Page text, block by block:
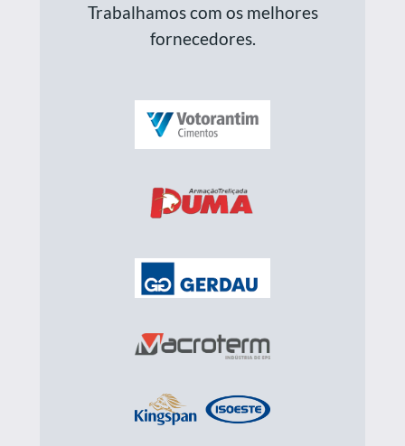
Trabalhamos com os melhores
fornecedores.